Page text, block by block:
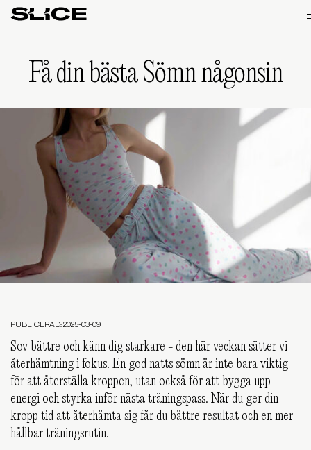
Slice
Få din bästa Sömn någonsin
PUBLICERAD: 2025-03-09
Sov bättre och känn dig starkare - den här veckan sätter vi
återhämtning i fokus. En god natts sömn är inte bara viktig
för att återställa kroppen, utan också för att bygga upp
energi och styrka inför nästa träningspass. När du ger din
kropp tid att återhämta sig får du bättre resultat och en mer
hållbar träningsrutin.